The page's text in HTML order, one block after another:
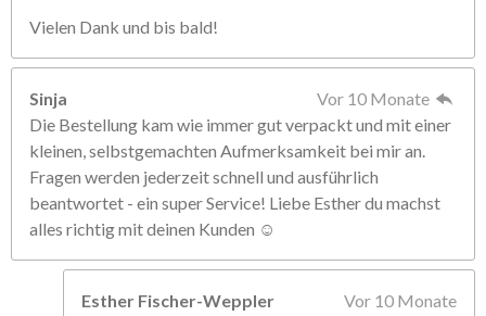
Vielen Dank und bis bald!
Sinja
Vor 10 Monate
Die Bestellung kam wie immer gut verpackt und mit einer
kleinen, selbstgemachten Aufmerksamkeit bei mir an.
Fragen werden jederzeit schnell und ausführlich
beantwortet - ein super Service! Liebe Esther du machst
alles richtig mit deinen Kunden ☺️
Esther Fischer-Weppler
Vor 10 Monate